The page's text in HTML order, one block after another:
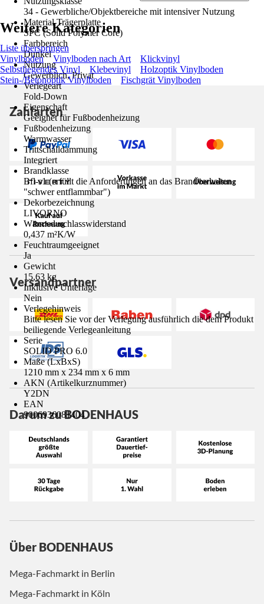
34 - Gewerbliche/Objektbereiche mit intensiver Nutzung
Material Trägerplatte
SPC (Solid Polymer Core)
Farbbereich
Dunkel
Nutzung
Gewerblich, Privat
Verlegeart
Fold-Down
Eigenschaft
Geeignet für Fußbodenheizung
Fußbodenheizung
Warmwasser
Trittschalldämmung
Integriert
Brandklasse
Bfl-s1 (erfüllt die Anforderungen an das Brandverhalten
"schwer entflammbar")
Dekorbezeichnung
LIVORNO
Wärmedurchlasswiderstand
0,437 m²K/W
Feuchtraumgeeignet
Ja
Gewicht
15,63 kg
Inklusive Unterlage
Nein
Verlegehinweis
Bitte lesen Sie vor der Verlegung ausführlich die dem Produkt
beiliegende Verlegeanleitung
Serie
SOLID PRO 6.0
Maße (LxBxS)
1210 mm x 234 mm x 6 mm
AKN (Artikelkurznummer)
Y2DN
EAN
9006936081404
Weitere Kategorien
Liste überspringen
Vinylboden
Vinylboden nach Art
Klickvinyl
Selbstliegendes Vinyl
Klebevinyl
Holzoptik Vinylboden
Stein-/Betonoptik Vinylboden
Fischgrät Vinylboden
Zahlarten
Versandpartner
Darum zu BODENHAUS
Über BODENHAUS
Mega-Fachmarkt in Berlin
Mega-Fachmarkt in Köln